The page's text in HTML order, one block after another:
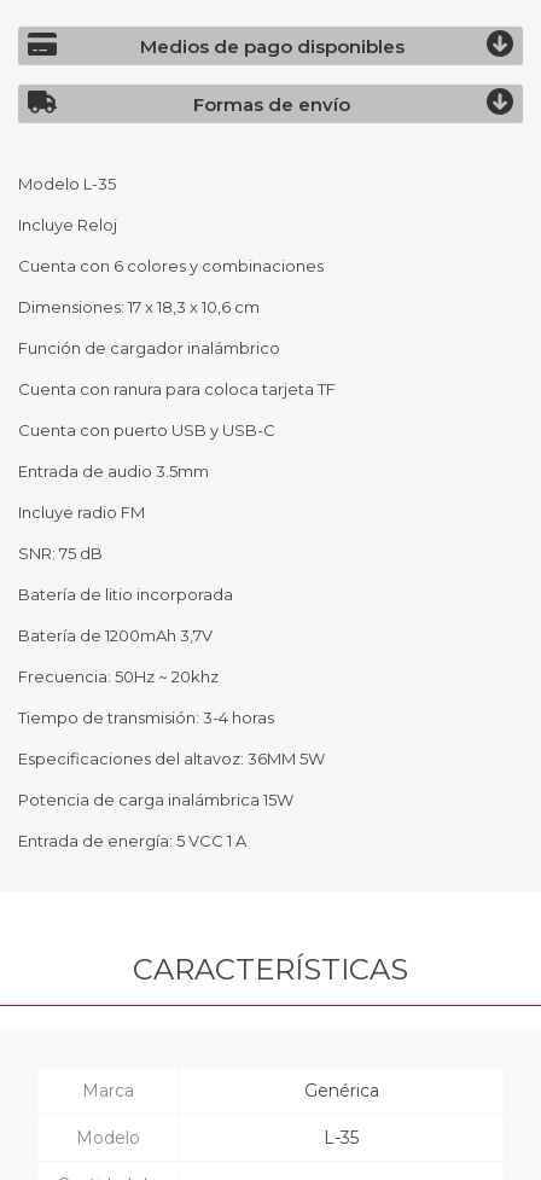
Medios de pago disponibles
Formas de envío
Modelo L-35
Incluye Reloj
Cuenta con 6 colores y combinaciones
Dimensiones: 17 x 18,3 x 10,6 cm
Función de cargador inalámbrico
Cuenta con ranura para coloca tarjeta TF
Cuenta con puerto USB y USB-C
Entrada de audio 3.5mm
Incluye radio FM
SNR: 75 dB
Batería de litio incorporada
Batería de 1200mAh 3,7V
Frecuencia: 50Hz ~ 20khz
Tiempo de transmisión: 3-4 horas
Especificaciones del altavoz: 36MM 5W
Potencia de carga inalámbrica 15W
Entrada de energía: 5 VCC 1 A
CARACTERÍSTICAS
Marca Genérica
Modelo L-35